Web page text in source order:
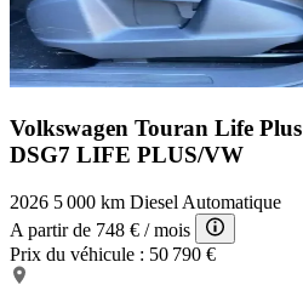
Volkswagen Touran Life Plus
DSG7 LIFE PLUS/VW
2026 5 000 km Diesel Automatique
A partir de 748 € / mois
Prix du véhicule : 50 790 €